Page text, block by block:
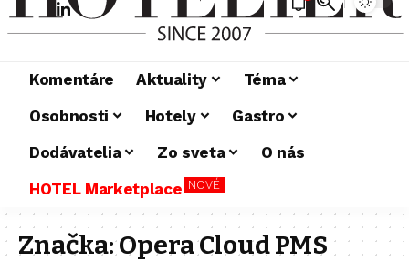
Komentáre Aktuality
Téma
Osobnosti
Hotely
Gastro
Dodávatelia
Zo sveta
O nás
HOTEL Marketplace NOVÉ
Značka:Opera Cloud PMS